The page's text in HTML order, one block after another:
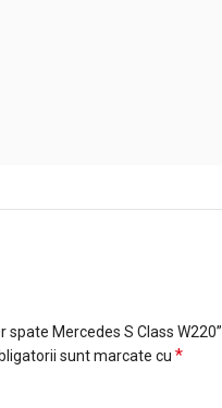
spate Mercedes S Class W220”
sunt marcate cu *